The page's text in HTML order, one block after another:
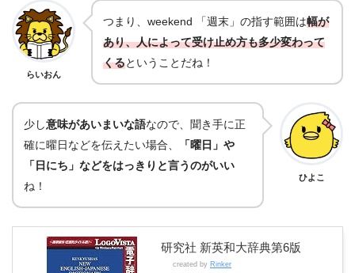
らいおん
つまり、weekend 「週末」の指す範囲は幅が
あり、人によって受け止め方も多少変わって
くるということだね！
少し意味があいまいな語なので、聞き手に正
確に曜日などを伝えたい場合、
「曜日」や
「日にち」などをはっきりと言うのがいい
ね！
ひよこ
研究社 新英和大辞典第6版
created by Rinker